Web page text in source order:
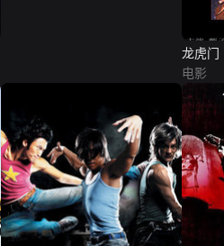
龙虎门
电影